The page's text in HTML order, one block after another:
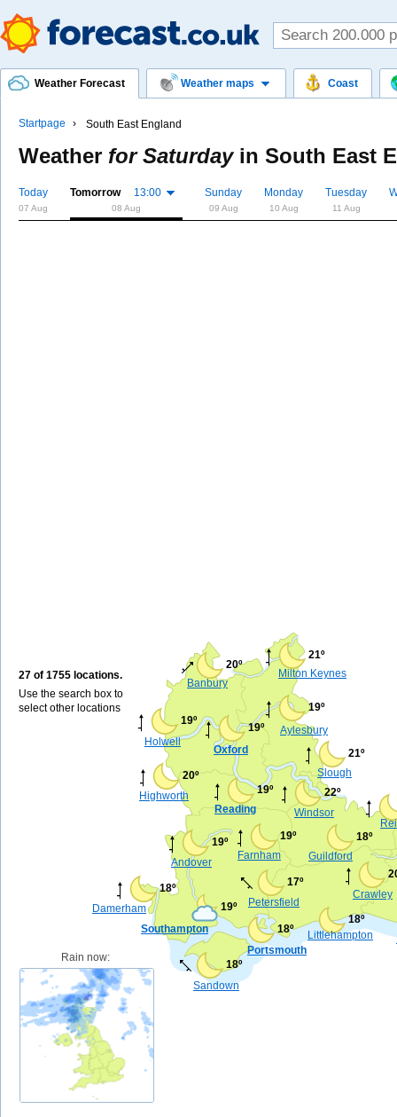
Weather Forecast Weather maps Coast
Startpage South East England
Weather for Saturdayin South East
Today
07 Aug
Tomorrow 13:00
08 Aug
Sunday
09 Aug
Monday
10 Aug
Tuesday
11 Aug
27 of 1755 locations.
Use the search box to
select other locations
Southampton
19º
Reading
19º
Portsmouth
18º
Oxford
19º
Slough
21º
Crawley
Aylesbury
19º
Guildford
18º
Littlehampton
18º
Banbury
20º
Andover
19º
Milton Keynes
21º
Farnham
19º
Sandown
18º
Petersfield
17º
Highworth
20º
Windsor
22º
Holwell
19º
Damerham
18º
Rain now: